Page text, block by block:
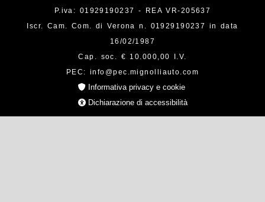
P.iva: 01929190237 - REA VR-205637
Iscr. Cam. Com. di Verona n. 01929190237 in data
16/02/1987
Cap. soc. € 10.000,00 I.V.
PEC: info@pec.mignolliauto.com
Informativa privacy e cookie
Dichiarazione di accessibilità